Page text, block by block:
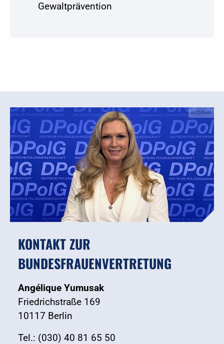
Gewaltprävention
KONTAKT ZUR
BUNDESFRAUENVERTRETUNG
Angélique Yumusak
Friedrichstraße 169
10117 Berlin
Tel.: (030) 40 81 65 50
(c) DPolG